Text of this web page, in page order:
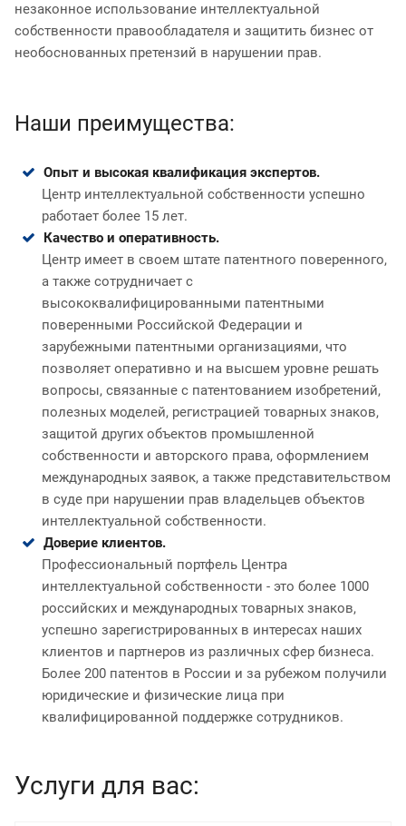
незаконное использование интеллектуальной
собственности правообладателя и защитить бизнес от
необоснованных претензий в нарушении прав.
Наши преимущества:
Опыт и высокая квалификация экспертов.
Центр интеллектуальной собственности успешно
работает более 15 лет.
Качество и оперативность.
Центр имеет в своем штате патентного поверенного,
а также сотрудничает с
высококвалифицированными патентными
поверенными Российской Федерации и
зарубежными патентными организациями, что
позволяет оперативно и на высшем уровне решать
вопросы, связанные с патентованием изобретений,
полезных моделей, регистрацией товарных знаков,
защитой других объектов промышленной
собственности и авторского права, оформлением
международных заявок, а также представительством
в суде при нарушении прав владельцев объектов
интеллектуальной собственности.
Доверие клиентов.
Профессиональный портфель Центра
интеллектуальной собственности - это более 1000
российских и международных товарных знаков,
успешно зарегистрированных в интересах наших
клиентов и партнеров из различных сфер бизнеса.
Более 200 патентов в России и за рубежом получили
юридические и физические лица при
квалифицированной поддержке сотрудников.
Услуги для вас: